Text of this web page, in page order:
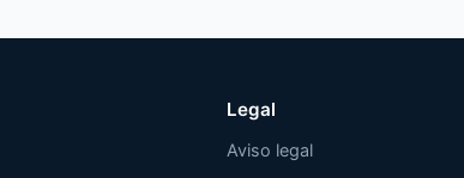
Legal
Aviso legal